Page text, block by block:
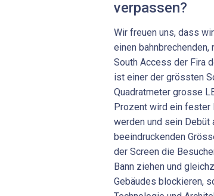
verpassen?
Wir freuen uns, dass
einen
South Access der Fira
ist einer der grössten
Quadratmeter grosse
Prozent wird ein
werden und sein Debüt
beeindruckenden
der Screen die
Bann ziehen und
Gebäudes blockieren,